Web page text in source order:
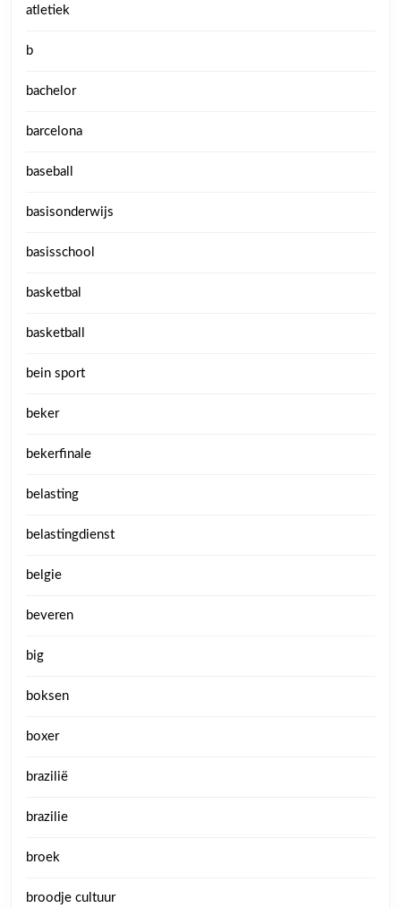
atletiek
b
bachelor
barcelona
baseball
basisonderwijs
basisschool
basketbal
basketball
bein sport
beker
bekerfinale
belasting
belastingdienst
belgie
beveren
big
boksen
boxer
brazilië
brazilie
broek
broodje cultuur